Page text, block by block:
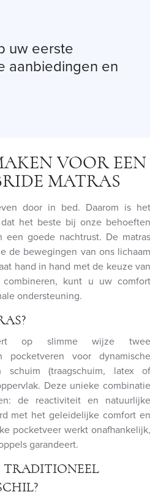
uw eerste
aanbiedingen en
VOOR EEN
MATRAS
door in bed. Daarom is het
het beste bij onze behoeften
goede nachtrust. De matras
de bewegingen van ons lichaam
hand in hand met de keuze van
kunt u uw comfort
ondersteuning.
op slimme wijze twee
pocketveren voor dynamische
schuim (traagschuim, latex of
Deze unieke combinatie
de reactiviteit en natuurlijke
met het geleidelijke comfort en
pocketveer werkt onafhankelijk,
garandeert.
TRADITIONEEL